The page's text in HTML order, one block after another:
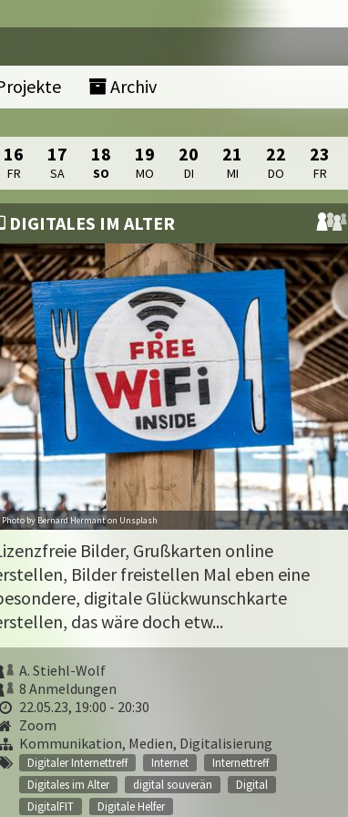
Archiv
16
FR
17
SA
18
SO
19
MO
20
DI
21
MI
22
DO
23
FR
DIGITALES IM ALTER
Photo by Bernard Hermant on Unsplash
Bilder, Grußkarten online
Bilder freistellen Mal eben eine
digitale Glückwunschkarte
das wäre doch etw...
A. Stiehl-Wolf
8 Anmeldungen
22.05.23, 19:00 - 20:30
Zoom
Kommunikation, Medien, Digitalisierung
Digitaler Internettreff Internet
Internettreff
Digitales im Alter
digital souverän
Digital
DigitalFIT
Digitale Helfer